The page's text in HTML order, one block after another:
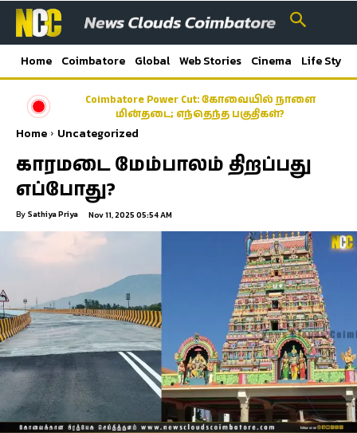
Home Coimbatore Global Web Stories Cinema Life Style
Coimbatore Power Cut: கோவையில் நாளை
மின்தடை; எந்தெந்த பகுதிகள்?
கர்நாடகாவில் இருந்து கேரளாவுக்கு கடத்தப்பட்ட
7,000 லிட்டர் எரிசாராயம் பறிமுதல்
Home Uncategorized
காரமடை மேம்பாலம் திறப்பது
எப்போது?
By Sathiya Priya Nov 11, 2025 05:54 AM